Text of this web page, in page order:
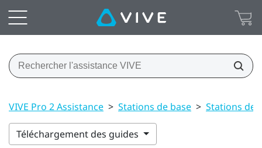
VIVE Pro 2 Assistance > Stations de base > Stations de
Téléchargement des guides